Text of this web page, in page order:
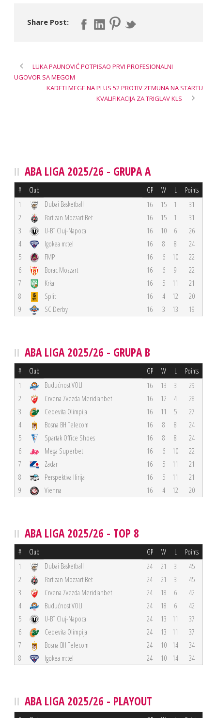
Share Post:
LUKA PAUNOVIĆ POTPISAO PRVI PROFESIONALNI
UGOVOR SA MEGOM
KADETI MEGE NA PLUS 52 PROTIV ZEMUNA NA STARTU
KVALIFIKACIJA ZA TRIGLAV KLS
ABA LIGA 2025/26 - GRUPA A
# Club GP W L Points
1 Dubai Basketball 16 15 1
31
2
Partizan Mozzart Bet 16 15 1
31
3
U-BT Cluj-Napoca 16 10 6
26
4
Igokea m:tel 16 8 8
24
5
FMP 16 6 10
22
6
Borac Mozzart 16 6 9
22
7
Krka 16 5 11
21
8
Split 16 4 12
20
9
SC Derby 16 3 13 19
ABA LIGA 2025/26 - GRUPA B
# Club GP W L Points
1 Budućnost VOLI 16 13 3
29
2
Crvena Zvezda Meridianbet 16 12 4
28
3
Cedevita Olimpija 16 11 5
27
4
Bosna BH Telecom 16 8 8
24
5
Spartak Office Shoes 16 8 8
24
6
Mega Superbet 16 6 10
22
7
Zadar 16 5 11
21
8
Perspektiva Ilirija 16 5 11
21
9
Vienna 16 4 12 20
ABA LIGA 2025/26 - TOP 8
# Club GP W L Points
1 Dubai Basketball 24 21 3
45
2
Partizan Mozzart Bet 24 21 3
45
3
Crvena Zvezda Meridianbet 24 18 6
42
4
Budućnost VOLI 24 18 6
42
5
U-BT Cluj-Napoca 24 13 11
37
6
Cedevita Olimpija 24 13 11
37
7
Bosna BH Telecom 24 10 14
34
8
Igokea m:tel 24 10 14 34
ABA LIGA 2025/26 - PLAYOUT